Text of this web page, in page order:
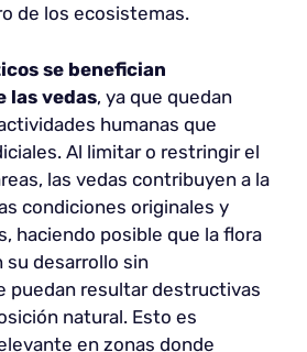
de los ecosistemas.
se benefician
las vedas, ya que quedan
humanas que
Al limitar o restringir el
las vedas contribuyen a la
condiciones originales y
haciendo posible que la flora
desarrollo sin
puedan resultar destructivas
natural. Esto es
en zonas donde